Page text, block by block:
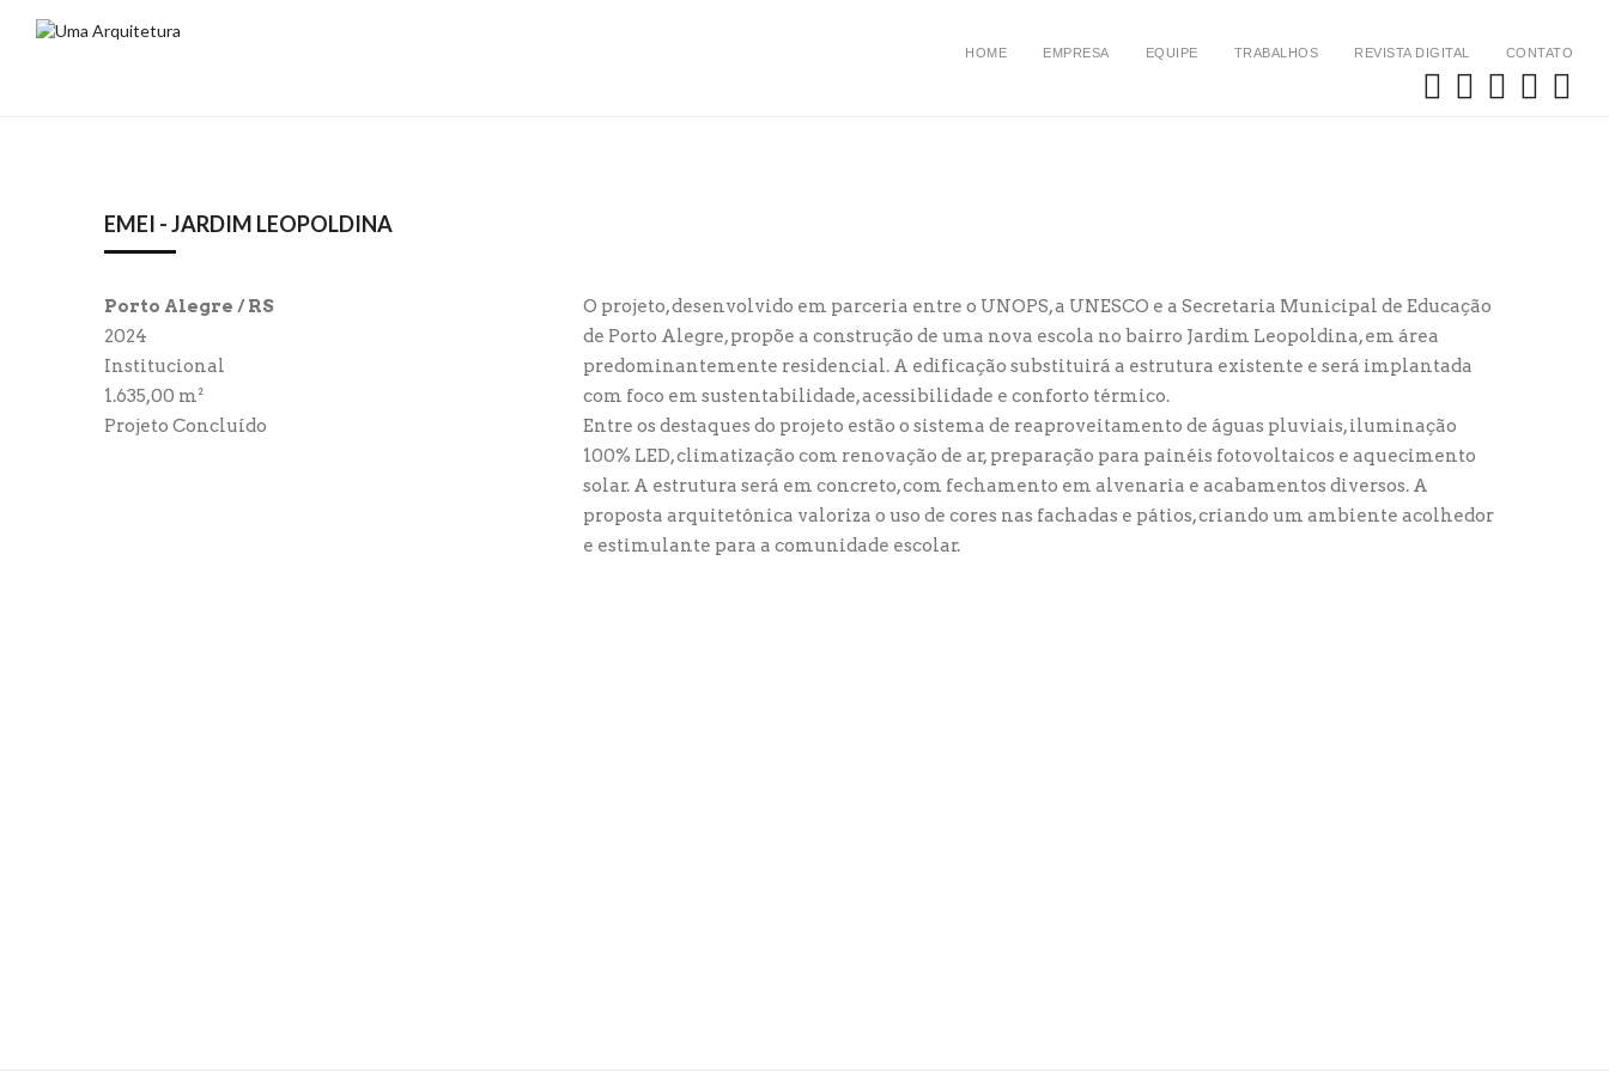
HOME EMPRESA EQUIPE TRABALHOS REVISTA DIGITAL CONTATO
EMEI - JARDIM LEOPOLDINA
Porto Alegre / RS
2024
Institucional
1.635,00 m²
Projeto Concluído
O projeto, desenvolvido em parceria entre o UNOPS, a UNESCO e a Secretaria Municipal de Educação
de Porto Alegre, propõe a construção de uma nova escola no bairro Jardim Leopoldina, em área
predominantemente residencial. A edificação substituirá a estrutura existente e será implantada
com foco em sustentabilidade, acessibilidade e conforto térmico.
Entre os destaques do projeto estão o sistema de reaproveitamento de águas pluviais, iluminação
100% LED, climatização com renovação de ar, preparação para painéis fotovoltaicos e aquecimento
solar. A estrutura será em concreto, com fechamento em alvenaria e acabamentos diversos. A
proposta arquitetônica valoriza o uso de cores nas fachadas e pátios, criando um ambiente acolhedor
e estimulante para a comunidade escolar.